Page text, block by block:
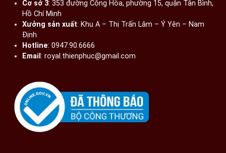
Cơ sở 3: 353 đường Cộng Hòa, phường 15, quận Tân Bình,
Hồ Chí Minh
Xưởng sản xuất: Khu A – Thị Trấn Lâm – Ý Yên – Nam
Định​
Hotline: 0947.90.6666
Email : royal.thienphuc@gmail.com